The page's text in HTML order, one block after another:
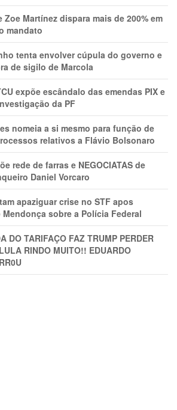
Zoe Martínez dispara mais de 200% em
mandato
tenta envolver cúpula do governo e
de sigilo de Marcola
expõe escândalo das emendas PIX e
da PF
nomeia a si mesmo para função de
relativos a Flávio Bolsonaro
rede de farras e NEGOCIATAS de
Daniel Vorcaro
apaziguar crise no STF apos
sobre a Polícia Federal
DO TARIFAÇO FAZ TRUMP PERDER
RINDO MUITO!! EDUARDO